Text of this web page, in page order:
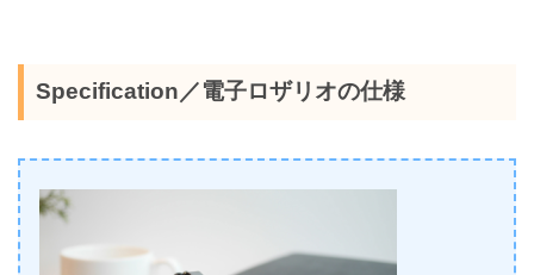
Specification／電子ロザリオの仕様